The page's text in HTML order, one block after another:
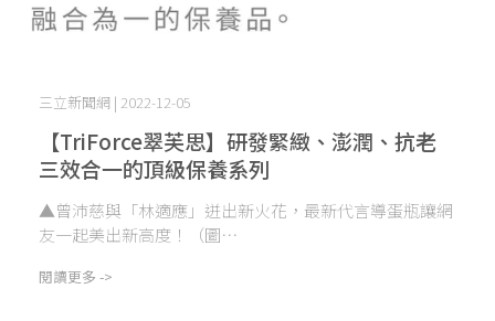
【TriForce翠芙思】研發緊緻、澎潤、抗老
三效合一的頂級保養系列
三立新聞網 | 2022-12-05
▲曾沛慈與「林適應」迸出新火花，最新代言導蛋瓶讓網
友一起美出新高度！（圖⋯
閱讀更多 ->